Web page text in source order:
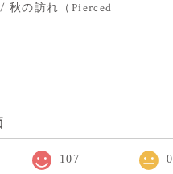
秋の訪れ（Pierced
107 0